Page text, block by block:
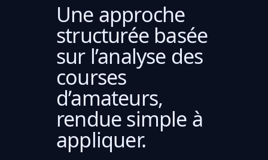
Une approche
structurée basée
sur l’analyse des
courses
d’amateurs,
rendue simple à
appliquer.